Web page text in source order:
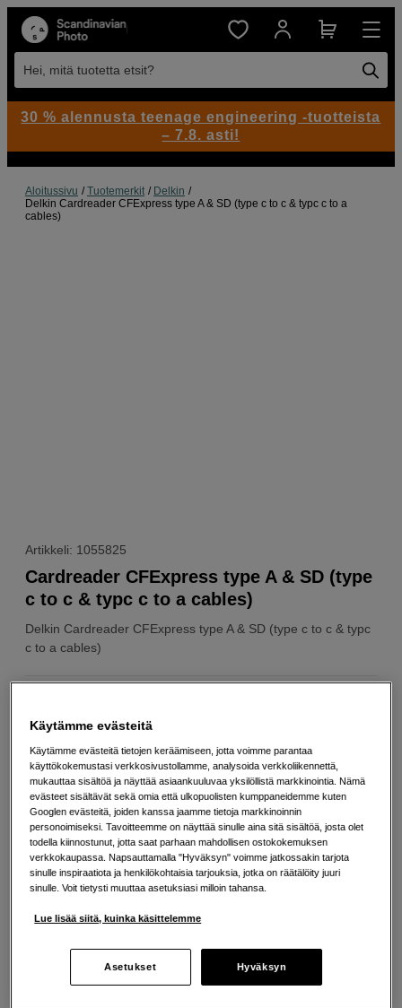
Hei, mitä tuotetta etsit?
Aloitussivu Tuotemerkit
Delkin
Delkin Cardreader CFExpress type A & SD (type c to c & typc c to a
cables)
Artikkeli: 1055825
Delkin Cardreader CFExpress type A & SD (type c to c & typc
c to a cables)
Cardreader CFExpress type A & SD (type
c to c & typc c to a cables)
Helsingin myymälä
129 EUR
Lisää ostoskoriin
Esimerkki: 36 kk, 5 EUR/kk, yhteensä 185 EUR, todellinen vuosikorko
Lainaaminen maksaa! Jos et pysty maksamaan velkaa ajoissa, saatat
30 % alennusta teenage engineering -tuotteista
– 7.8. asti!
Käytämme evästeitä
Käytämme evästeitä tietojen keräämiseen, jotta voimme parantaa
käyttökokemustasi verkkosivustollamme, analysoida verkkoliikennettä,
mukauttaa sisältöä ja näyttää asiaankuuluvaa yksilöllistä markkinointia. Nämä
evästeet sisältävät sekä omia että ulkopuolisten kumppaneidemme kuten
Googlen evästeitä, joiden kanssa jaamme tietoja markkinoinnin
personoimiseksi. Tavoitteemme on näyttää sinulle aina sitä sisältöä, josta olet
todella kiinnostunut, jotta saat parhaan mahdollisen ostokokemuksen
verkkokaupassa. Napsauttamalla "Hyväksyn" voimme jatkossakin tarjota
sinulle inspiraatiota ja henkilökohtaisia tarjouksia, jotka on räätälöity juuri
sinulle. Voit tietysti muuttaa asetuksiasi milloin tahansa.
Lue lisää siitä, kuinka käsittelemme
Asetukset Hyväksyn